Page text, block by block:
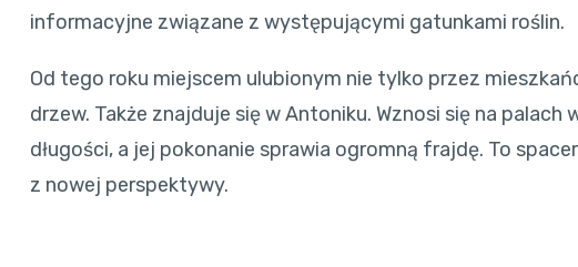
informacyjne związane z występującymi gatunkami roślin.
Od tego roku miejscem ulubionym nie tylko przez
drzew. Także znajduje się w Antoniku. Wznosi się na
długości, a jej pokonanie sprawia ogromną frajdę. To
z nowej perspektywy.